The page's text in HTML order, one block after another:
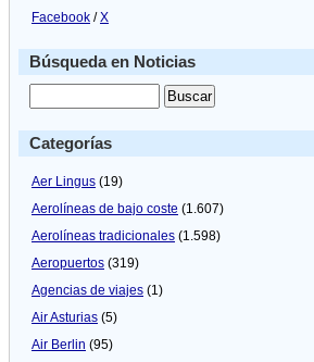
Facebook /X
Búsqueda en Noticias
Categorías
Aer Lingus (19)
Aerolíneas de bajo coste (1.607)
Aerolíneas tradicionales (1.598)
Aeropuertos (319)
Agencias de viajes (1)
Air Asturias (5)
Air Berlin (95)